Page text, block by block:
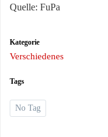
Quelle: FuPa
Kategorie
Verschiedenes
Tags
No Tag